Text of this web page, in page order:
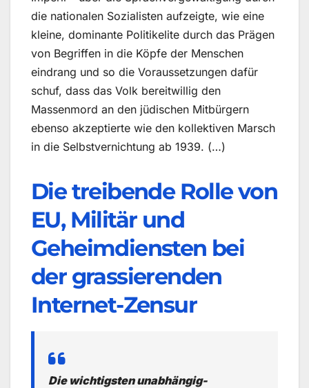
die nationalen Sozialisten aufzeigte, wie eine
kleine, dominante Politikelite durch das Prägen
von Begriffen in die Köpfe der Menschen
eindrang und so die Voraussetzungen dafür
schuf, dass das Volk bereitwillig den
Massenmord an den jüdischen Mitbürgern
ebenso akzeptierte wie den kollektiven Marsch
in die Selbstvernichtung ab 1939. (…)
Die treibende Rolle von
EU, Militär und
Geheimdiensten bei
der grassierenden
Internet-Zensur
Die wichtigsten unabhängig-